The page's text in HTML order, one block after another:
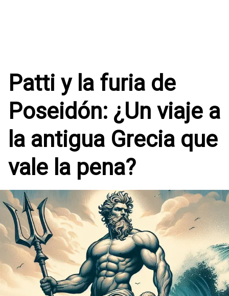
Patti y la furia de
Poseidón: ¿Un viaje a
la antigua Grecia que
vale la pena?